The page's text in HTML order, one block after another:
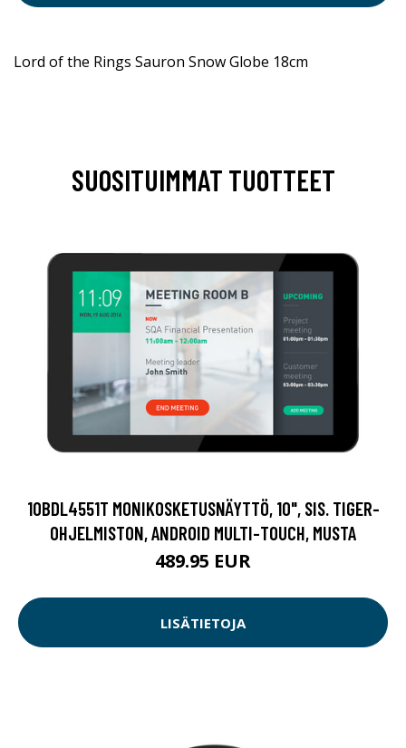
Lord of the Rings Sauron Snow Globe 18cm
SUOSITUIMMAT TUOTTEET
10BDL4551T MONIKOSKETUSNÄYTTÖ, 10", SIS. TIGER-
OHJELMISTON, ANDROID MULTI-TOUCH, MUSTA
489.95 EUR
LISÄTIETOJA